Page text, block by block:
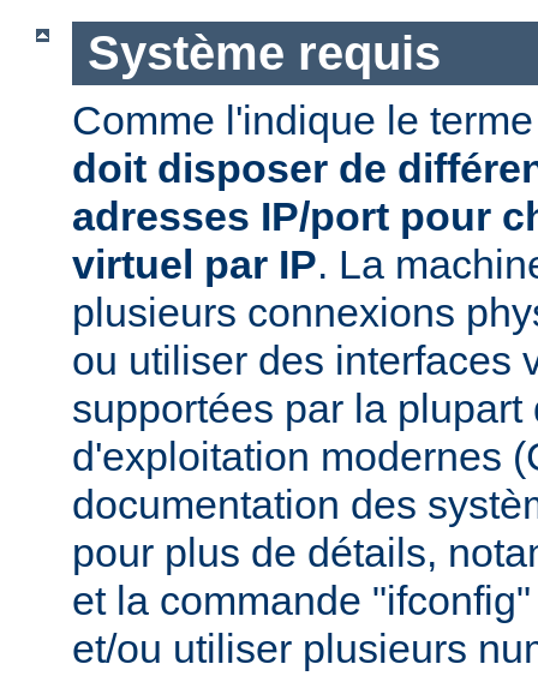
Système requis
Comme l'indique le
doit disposer de
adresses IP/port pour
virtuel par IP. La
plusieurs connexions
ou utiliser des interfaces
supportées par la plupart
d'exploitation modernes
documentation des
pour plus de détails,
et la commande
et/ou utiliser plusieurs